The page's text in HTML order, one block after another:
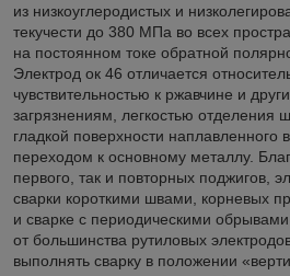
из низкоуглеродистых и
текучести до 380 МПа во всех
на постоянном токе обратной
Электрод ок 46 отличается
чувствительностью к ржавчине и
загрязнениям, легкостью
гладкой поверхности наплавленного
переходом к основному металлу.
первого, так и повторных поджигов,
сварки короткими швами, корневых
и сварке с периодическими
от большинства рутиловых
выполнять сварку в положении